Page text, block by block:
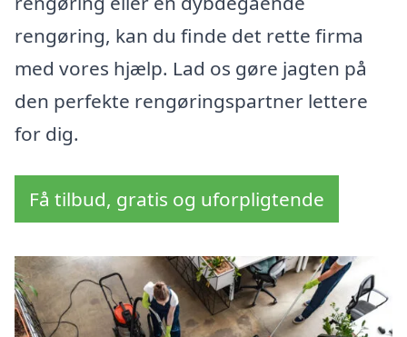
rengøring, kan du finde det rette firma
med vores hjælp. Lad os gøre jagten på
den perfekte rengøringspartner lettere
for dig.
Få tilbud, gratis og uforpligtende